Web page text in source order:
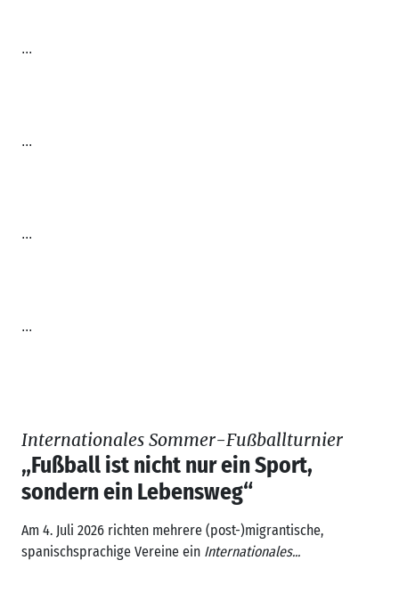
...
...
...
...
Internationales Sommer-Fußballturnier
„Fußball ist nicht nur ein Sport,
sondern ein Lebensweg“
Am 4. Juli 2026 richten mehrere (post-)migrantische,
spanischsprachige Vereine ein Internationales...